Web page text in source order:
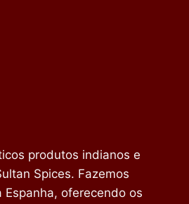
produtos indianos e
Spices. Fazemos
oferecendo os